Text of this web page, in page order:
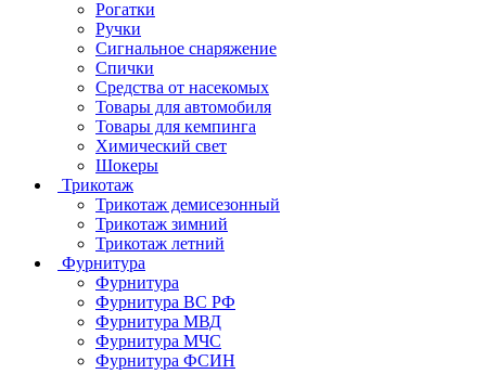
Рогатки
Ручки
Сигнальное снаряжение
Спички
Средства от насекомых
Товары для автомобиля
Товары для кемпинга
Химический свет
Шокеры
Трикотаж
Трикотаж демисезонный
Трикотаж зимний
Трикотаж летний
Фурнитура
Фурнитура
Фурнитура ВС РФ
Фурнитура МВД
Фурнитура МЧС
Фурнитура ФСИН